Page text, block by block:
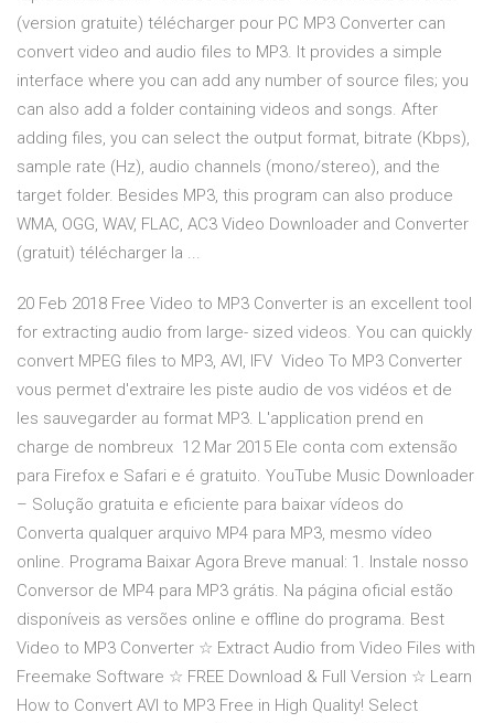
(version gratuite) télécharger pour PC MP3 Converter can
convert video and audio files to MP3. It provides a simple
interface where you can add any number of source files; you
can also add a folder containing videos and songs. After
adding files, you can select the output format, bitrate (Kbps),
sample rate (Hz), audio channels (mono/stereo), and the
target folder. Besides MP3, this program can also produce
WMA, OGG, WAV, FLAC, AC3 Video Downloader and Converter
(gratuit) télécharger la ...
20 Feb 2018 Free Video to MP3 Converter is an excellent tool
for extracting audio from large- sized videos. You can quickly
convert MPEG files to MP3, AVI, IFV Video To MP3 Converter
vous permet d'extraire les piste audio de vos vidéos et de
les sauvegarder au format MP3. L'application prend en
charge de nombreux 12 Mar 2015 Ele conta com extensão
para Firefox e Safari e é gratuito. YouTube Music Downloader
– Solução gratuita e eficiente para baixar vídeos do
Converta qualquer arquivo MP4 para MP3, mesmo vídeo
online. Programa Baixar Agora Breve manual: 1. Instale nosso
Conversor de MP4 para MP3 grátis. Na página oficial estão
disponíveis as versões online e offline do programa. Best
Video to MP3 Converter ☆ Extract Audio from Video Files with
Freemake Software ☆ FREE Download & Full Version ☆ Learn
How to Convert AVI to MP3 Free in High Quality! Select